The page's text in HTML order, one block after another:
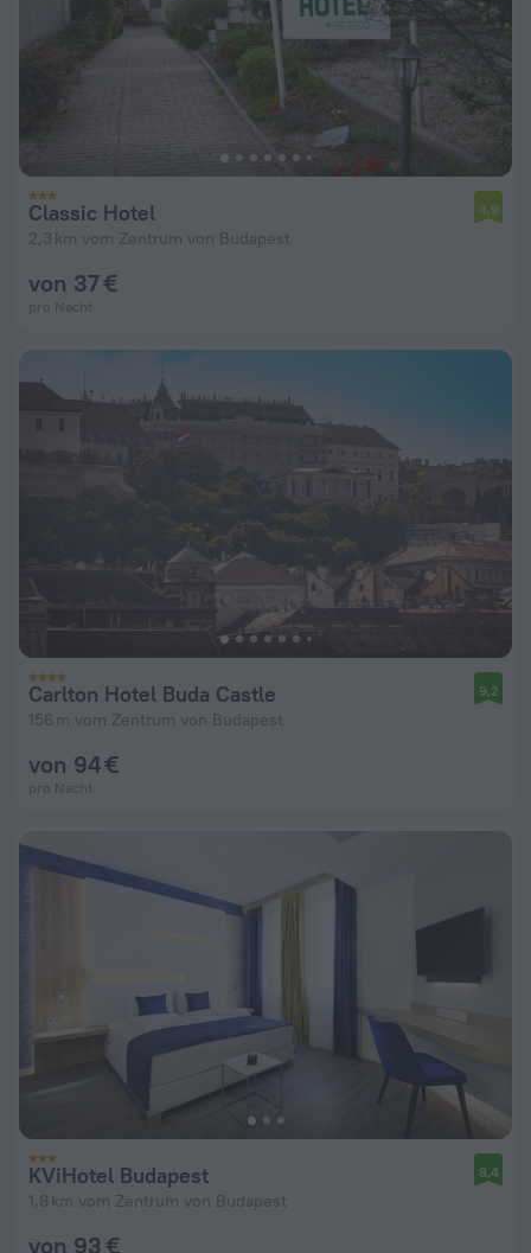
Classic Hotel
2,3 km vom Zentrum von Budapest
4,9
von 37 €
pro Nacht
Carlton Hotel Buda Castle
156 m vom Zentrum von Budapest
9,2
von 94 €
pro Nacht
KViHotel Budapest
1,8 km vom Zentrum von Budapest
8,4
von 93 €